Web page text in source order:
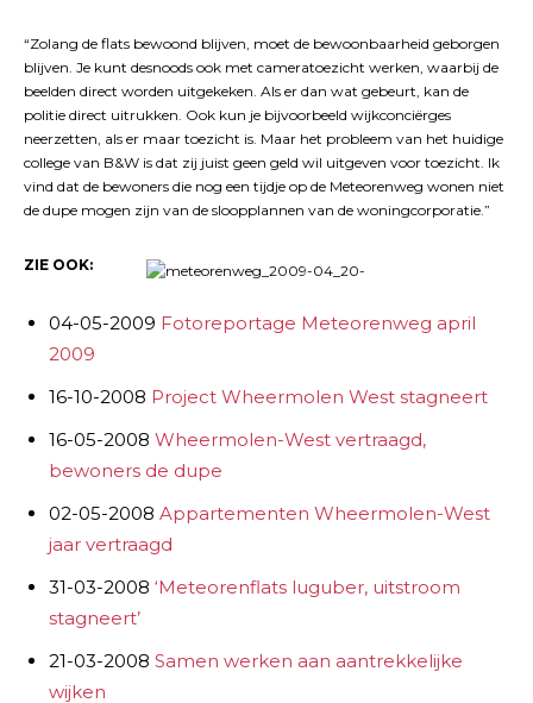
“Zolang de flats bewoond blijven, moet de bewoonbaarheid geborgen
blijven. Je kunt desnoods ook met cameratoezicht werken, waarbij de
beelden direct worden uitgekeken. Als er dan wat gebeurt, kan de
politie direct uitrukken. Ook kun je bijvoorbeeld wijkconciërges
neerzetten, als er maar toezicht is. Maar het probleem van het huidige
college van B&W is dat zij juist geen geld wil uitgeven voor toezicht. Ik
vind dat de bewoners die nog een tijdje op de Meteorenweg wonen niet
de dupe mogen zijn van de sloopplannen van de woningcorporatie.”
ZIE OOK:
04-05-2009 Fotoreportage Meteorenweg april
2009
16-10-2008 Project Wheermolen West stagneert
16-05-2008 Wheermolen-West vertraagd,
bewoners de dupe
02-05-2008 Appartementen Wheermolen-West
jaar vertraagd
31-03-2008 ‘Meteorenflats luguber, uitstroom
stagneert’
21-03-2008 Samen werken aan aantrekkelijke
wijken